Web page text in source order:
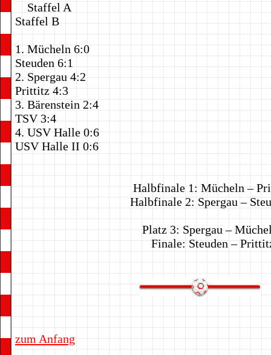
Staffel
Staffel B
1. Mücheln
Steuden 6:1
2. Spergau
Prittitz 4:3
3. Bärenstein
TSV 3:4
4. USV Halle
USV Halle II 0:6
Halbfinale 1: Mücheln –
Halbfinale 2: Spergau –
Platz 3: Spergau – Mücheln
Finale: Steuden – Prittitz
zum Anfang